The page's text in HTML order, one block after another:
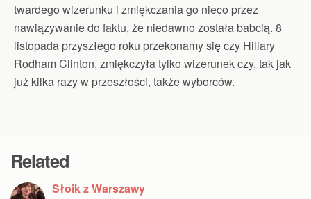
twardego wizerunku i zmiękczania go nieco przez
nawiązywanie do faktu, że niedawno została babcią. 8
listopada przyszłego roku przekonamy się czy Hillary
Rodham Clinton, zmiękczyła tylko wizerunek czy, tak jak
już kilka razy w przeszłości, także wyborców.
Related
Słoik z Warszawy